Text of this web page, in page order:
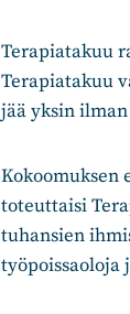
Terapiatakuu
Terapiatakuu
jää yksin
Kokoomuksen
toteuttaisi
tuhansien
työpoissaoloja